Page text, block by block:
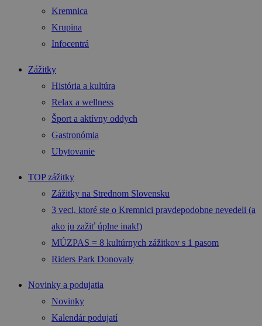
Kremnica
Krupina
Infocentrá
Zážitky
História a kultúra
Relax a wellness
Šport a aktívny oddych
Gastronómia
Ubytovanie
TOP zážitky
Zážitky na Strednom Slovensku
3 veci, ktoré ste o Kremnici pravdepodobne nevedeli (a
ako ju zažiť úplne inak!)
MÚZPAS = 8 kultúrnych zážitkov s 1 pasom
Riders Park Donovaly
Novinky a podujatia
Novinky
Kalendár podujatí